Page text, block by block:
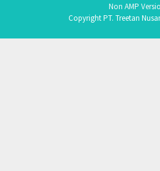
Non AMP
Copyright PT. Treetan